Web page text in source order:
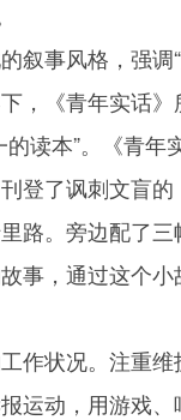
叙事风格，强调
，《青年实话
读本”。《青年
登了讽刺文盲的
路。旁边配了三
事，通过这个
作状况。注重
运动，用游戏、